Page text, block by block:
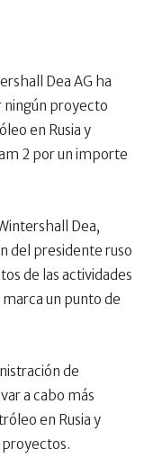
Dea AG ha
ningún proyecto
en Rusia y
2 por un importe
Dea,
del presidente ruso
de las actividades
un punto de
de
a cabo más
en Rusia y